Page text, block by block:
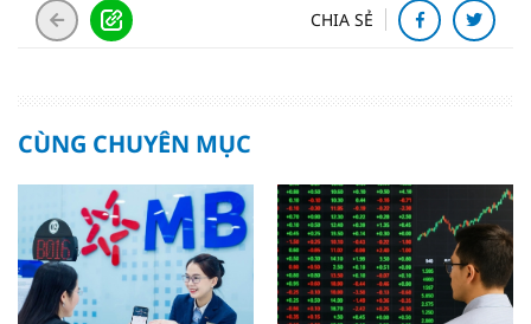
CHIA SẺ
CÙNG CHUYÊN MỤC